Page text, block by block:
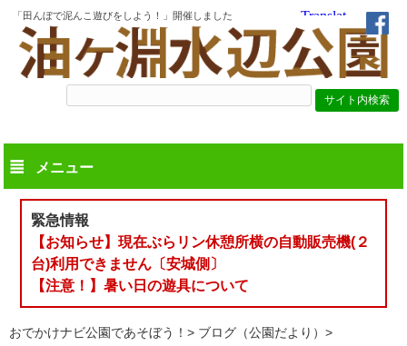
「田んぼで泥んこ遊びをしよう！」開催しました
メニュー
緊急情報
【お知らせ】現在ぶらリン休憩所横の自動販売機(２
台)利用できません〔安城側〕
【注意！】暑い日の遊具について
おでかけナビ公園であそぼう！
ブログ（公園だより）